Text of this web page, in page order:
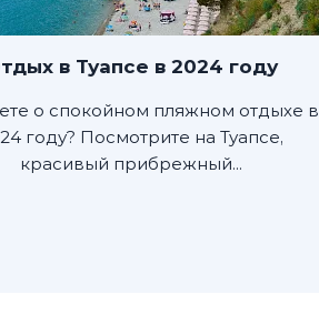
в Туапсе в 2024 году
о спокойном пляжном отдыхе в
году? Посмотрите на Туапсе,
красивый прибрежный...